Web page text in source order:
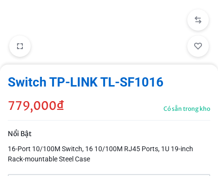
Switch TP-LINK TL-SF1016
779,000₫ Có sẵn trong kho
Nổi Bật
16-Port 10/100M Switch, 16 10/100M RJ45 Ports, 1U 19-inch
Rack-mountable Steel Case